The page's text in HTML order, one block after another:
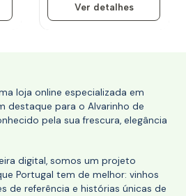
Ver detalhes
loja online especializada em
destaque para o Alvarinho de
pela sua frescura, elegância
digital, somos um projeto
Portugal tem de melhor: vinhos
de referência e histórias únicas de